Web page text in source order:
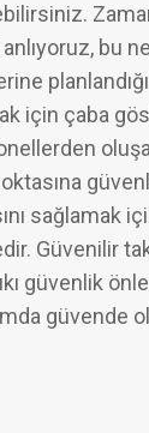
bu
için çaba
sağlamak
Güvenilir
güvenlik
güvende